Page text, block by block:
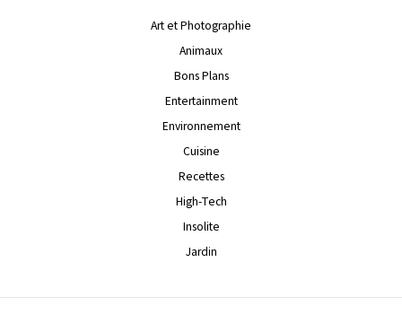
Art et Photographie
Animaux
Bons Plans
Entertainment
Environnement
Cuisine
Recettes
High-Tech
Insolite
Jardin